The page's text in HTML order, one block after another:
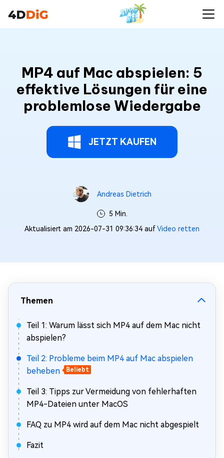
MP4 auf Mac abspielen: 5
effektive Lösungen für eine
problemlose Wiedergabe
JETZT KAUFEN
Andreas Dietrich
5 Min.
Aktualisiert am 2026-07-31 09:36:34 aufVideo retten
Themen
Teil 1: Warum lässt sich MP4 auf dem Mac nicht
abspielen?
Teil 2: Probleme beim MP4 auf Mac abspielen
beheben
Beliebt
Teil 3: Tipps zur Vermeidung von fehlerhaften
MP4-Dateien unter MacOS
FAQ zu MP4 wird auf dem Mac nicht abgespielt
Fazit